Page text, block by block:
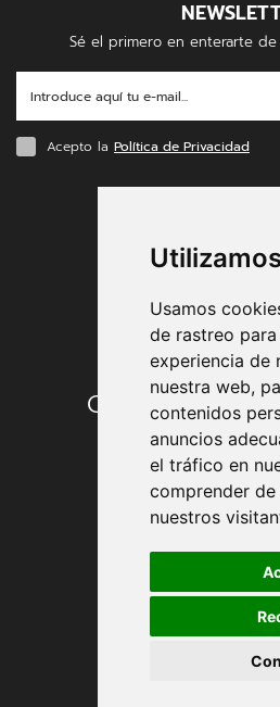
Usamos
de rastreo
experiencia de
nuestra web,
contenidos
anuncios
el tráfico en
comprender
nuestros
Sé el primero en enterarte de
Acepto la Política de Privacidad
Condiciones de
Envío y
Formas
Política de